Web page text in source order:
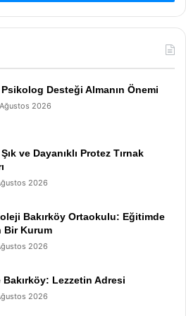
Psikolog Desteği Almanın Önemi
2026
ve Dayanıklı Protez Tırnak
2026
Bakırköy Ortaokulu: Eğitimde
Bir Kurum
2026
Lezzetin Adresi
2026